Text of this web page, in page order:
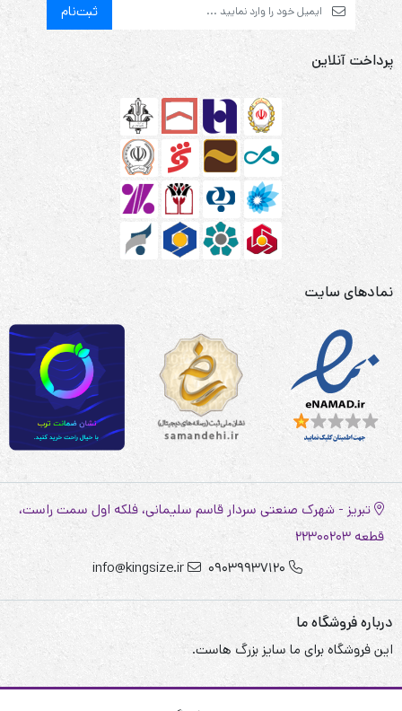
ثبت‌نام
پرداخت آنلاین
نمادهای سایت
تبریز - شهرک صنعتی سردار قاسم سلیمانی، فلکه اول سمت راست،
قطعه 22300203
09039937120
info@kingsize.ir
درباره فروشگاه ما
این فروشگاه برای ما سایز بزرگ هاست.